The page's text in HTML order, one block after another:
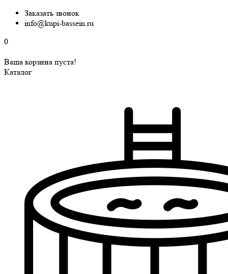
Заказать звонок
info@kupi-bassein.ru
0
Ваша корзина пуста!
Каталог